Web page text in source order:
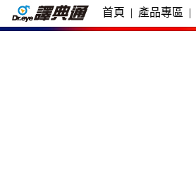
首頁 | 產品專區 |